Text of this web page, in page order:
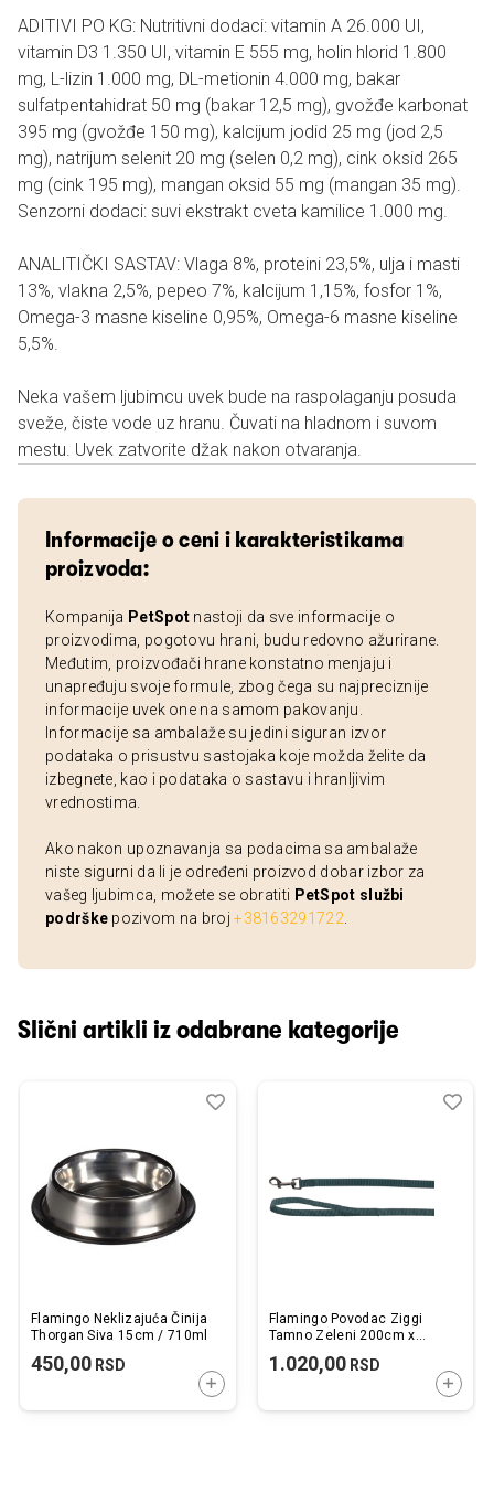
ADITIVI PO KG: Nutritivni dodaci: vitamin A 26.000 UI,
vitamin D3 1.350 UI, vitamin E 555 mg, holin hlorid 1.800
mg, L-lizin 1.000 mg, DL-metionin 4.000 mg, bakar
sulfatpentahidrat 50 mg (bakar 12,5 mg), gvožđe karbonat
395 mg (gvožđe 150 mg), kalcijum jodid 25 mg (jod 2,5
mg), natrijum selenit 20 mg (selen 0,2 mg), cink oksid 265
mg (cink 195 mg), mangan oksid 55 mg (mangan 35 mg).
Senzorni dodaci: suvi ekstrakt cveta kamilice 1.000 mg.
ANALITIČKI SASTAV: Vlaga 8%, proteini 23,5%, ulja i masti
13%, vlakna 2,5%, pepeo 7%, kalcijum 1,15%, fosfor 1%,
Omega-3 masne kiseline 0,95%, Omega-6 masne kiseline
5,5%.
Neka vašem ljubimcu uvek bude na raspolaganju posuda
sveže, čiste vode uz hranu. Čuvati na hladnom i suvom
mestu. Uvek zatvorite džak nakon otvaranja.
Informacije o ceni i karakteristikama
proizvoda:
Kompanija PetSpot nastoji da sve informacije o
proizvodima, pogotovu hrani, budu redovno ažurirane.
Međutim, proizvođači hrane konstatno menjaju i
unapređuju svoje formule, zbog čega su najpreciznije
informacije uvek one na samom pakovanju.
Informacije sa ambalaže su jedini siguran izvor
podataka o prisustvu sastojaka koje možda želite da
izbegnete, kao i podataka o sastavu i hranljivim
vrednostima.
Ako nakon upoznavanja sa podacima sa ambalaže
niste sigurni da li je određeni proizvod dobar izbor za
vašeg ljubimca, možete se obratiti PetSpot službi
podrške pozivom na broj+38163291722
Slični artikli iz odabrane kategorije
Flamingo Neklizajuća Činija
Thorgan Siva 15cm / 710ml
450,00 RSD
DODAJTE U KORPU
Dodaj
Uporedi
Flamingo Povodac Ziggi
Tamno Zeleni 200cm x
1.020,00RSD